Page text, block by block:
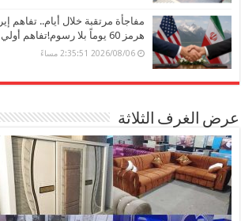
مفاجأة مرتقبة خلال أيام.. تفاهم
هرمز 60 يوماً بلا رسوم!تفاهم أولي جاهز للإعلان
2026/08/06 2:35:51 مساءً
عرض الغرف الثلاثة